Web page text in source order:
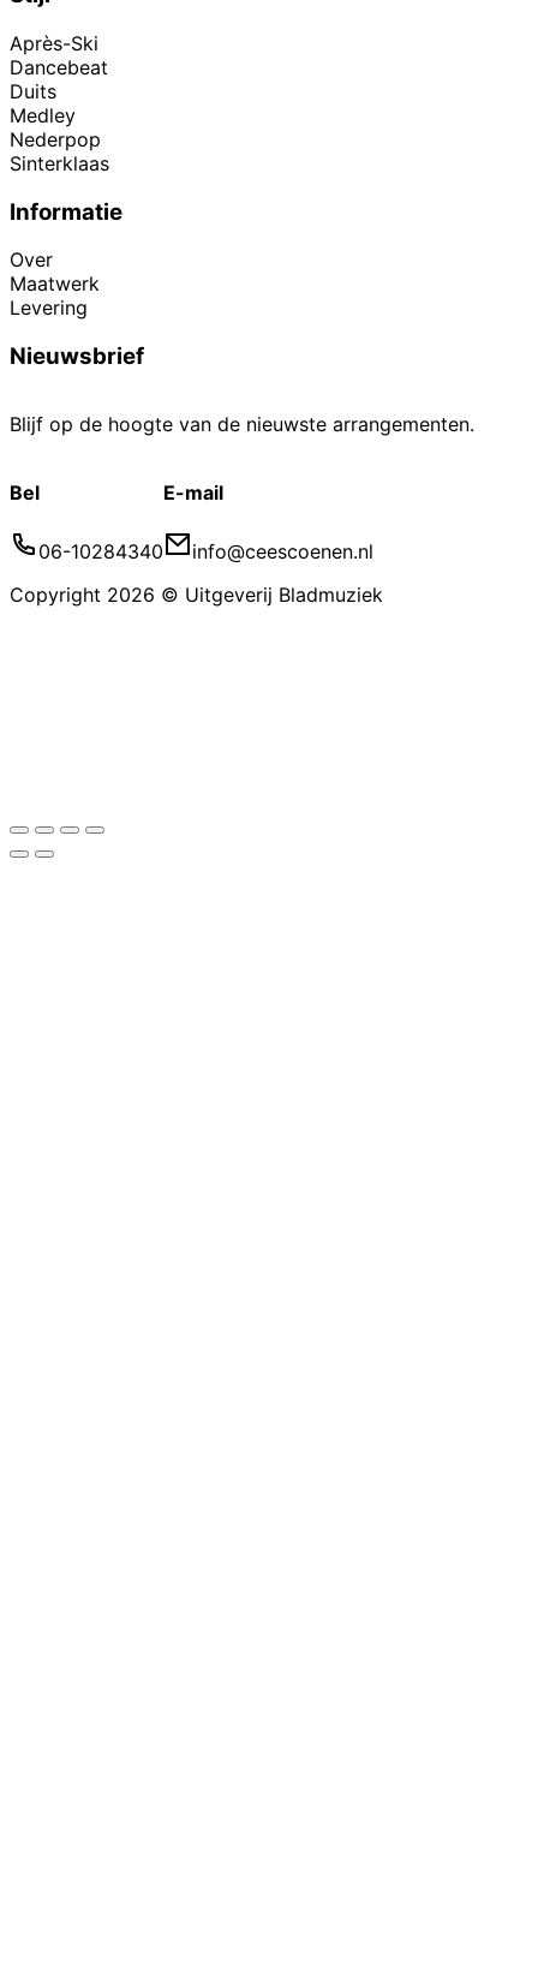
Après-Ski
Dancebeat
Duits
Medley
Nederpop
Sinterklaas
Informatie
Over
Maatwerk
Levering
Nieuwsbrief
Blijf op de hoogte van de nieuwste arrangementen.
Bel
06-10284340
E-mail
info@ceescoenen.nl
Copyright 2026 © Uitgeverij Bladmuziek